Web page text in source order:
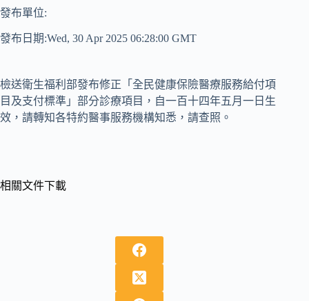
發布單位:
發布日期:Wed, 30 Apr 2025 06:28:00 GMT
檢送衛生福利部發布修正「全民健康保險醫療服務給付項
目及支付標準」部分診療項目，自一百十四年五月一日生
效，請轉知各特約醫事服務機構知悉，請查照。
相關文件下載